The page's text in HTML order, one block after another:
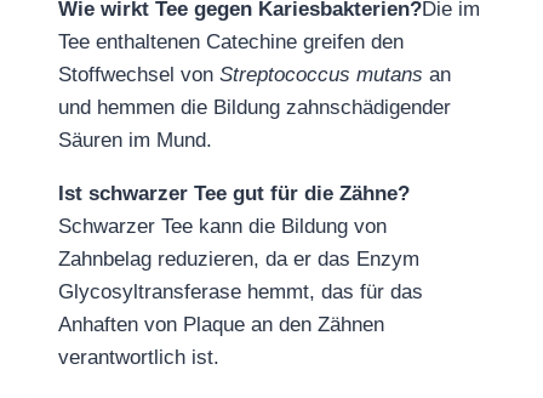
Wie wirkt Tee gegen Kariesbakterien?Die im
Tee enthaltenen Catechine greifen den
Stoffwechsel von Streptococcus mutans an
und hemmen die Bildung zahnschädigender
Säuren im Mund.
Ist schwarzer Tee gut für die Zähne?
Schwarzer Tee kann die Bildung von
Zahnbelag reduzieren, da er das Enzym
Glycosyltransferase hemmt, das für das
Anhaften von Plaque an den Zähnen
verantwortlich ist.